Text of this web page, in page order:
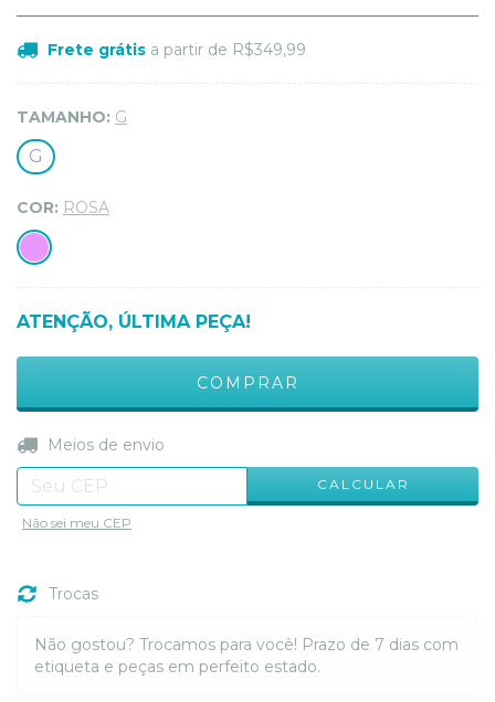
Frete grátis a partir de R$349,99
TAMANHO: G
G
COR: ROSA
ATENÇÃO, ÚLTIMA PEÇA!
Entregas para o CEP:
Meios de envio
CALCULAR
Não sei meu CEP
Trocas
Não gostou? Trocamos para você! Prazo de 7 dias com
etiqueta e peças em perfeito estado.